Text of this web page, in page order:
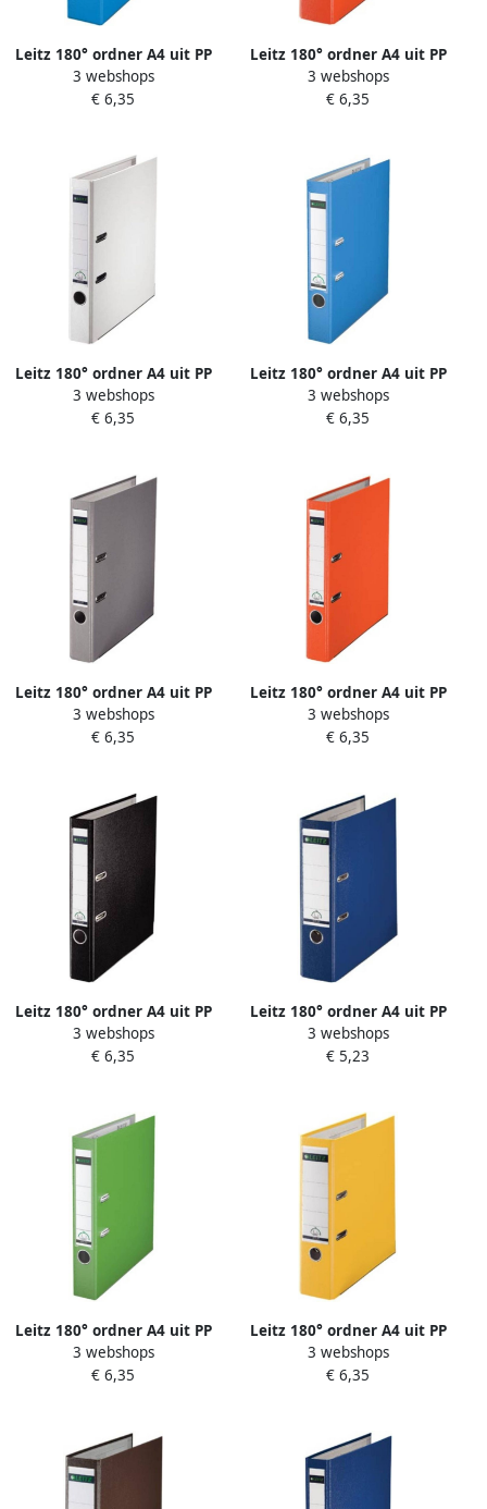
Leitz 180° ordner A4 uit PP
rug van 8 cm lichtblauw
3 webshops
€ 6,35
Leitz 180° ordner A4 uit PP
rug van 8 cm oranje
3 webshops
€ 6,35
Leitz 180° ordner A4 uit PP
rug van 5 cm wit
3 webshops
€ 6,35
Leitz 180° ordner A4 uit PP
rug van 5 cm lichtblauw
3 webshops
€ 6,35
Leitz 180° ordner A4 uit PP
rug van 5 cm grijs
3 webshops
€ 6,35
Leitz 180° ordner A4 uit PP
rug van 5 cm oranje
3 webshops
€ 6,35
Leitz 180° ordner A4 uit PP
rug van 5 cm zwart
3 webshops
€ 6,35
Leitz 180° ordner A4 uit PP
rug van 8 cm blauw
3 webshops
€ 5,23
Leitz 180° ordner A4 uit PP
rug van 5 cm lichtgroen
3 webshops
€ 6,35
Leitz 180° ordner A4 uit PP
rug van 8 cm geel
3 webshops
€ 6,35